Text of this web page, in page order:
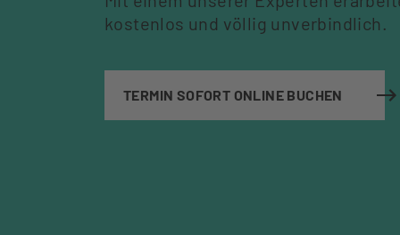
kostenlos und völlig unverbindlich.
TERMIN SOFORT ONLINE BUCHEN